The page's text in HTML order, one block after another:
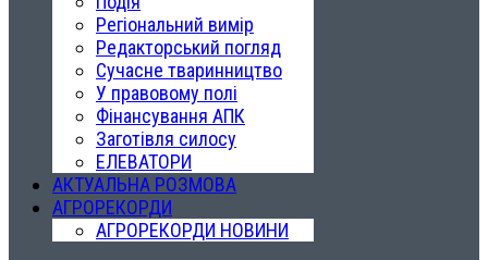
Регіональний вимір
Редакторський погляд
Сучасне тваринництво
У правовому полі
Фінансування АПК
Заготівля силосу
ЕЛЕВАТОРИ
АКТУАЛЬНА РОЗМОВА
АГРОРЕКОРДИ
АГРОРЕКОРДИ НОВИНИ